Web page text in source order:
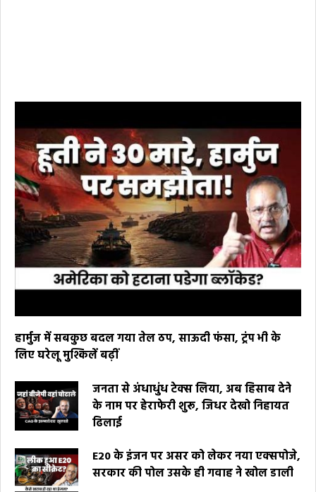
हार्मुज में सबकुछ बदल गया तेल ठप, साऊदी फंसा, ट्रंप भी के
लिए घरेलू मुश्किलें बढ़ीं
जनता से अंधाधुंध टेक्स लिया, अब हिसाब देने
के नाम पर हेराफेरी शुरू, जिधर देखो निहायत
ढिलाई
E20 के इंजन पर असर को लेकर नया एक्सपोजे,
सरकार की पोल उसके ही गवाह ने खोल डाली